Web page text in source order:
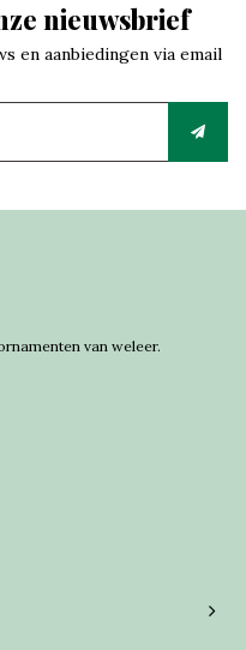
nieuwsbrief
en aanbiedingen via email
van weleer.